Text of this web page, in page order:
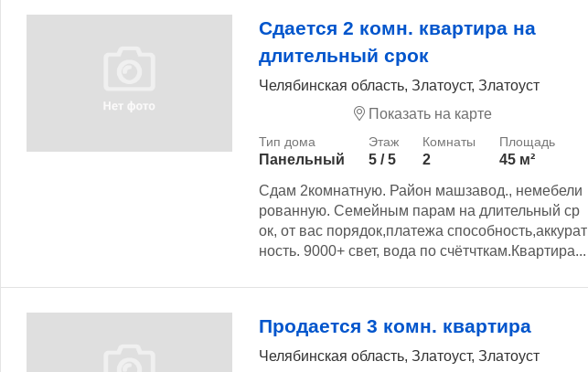
Сдается 2 комн. квартира на
длительный срок
Челябинская область, Златоуст, Златоуст
Показать на карте
Панельный 5 / 5 2
45 м²
Сдам 2комнатную. Район машзавод., немебели
рованную. Семейным парам на длительный ср
ок, от вас порядок,платежа способность,аккурат
ность. 9000+ свет, вода по счётчткам.Квартира...
Продается 3 комн. квартира
Челябинская область, Златоуст, Златоуст